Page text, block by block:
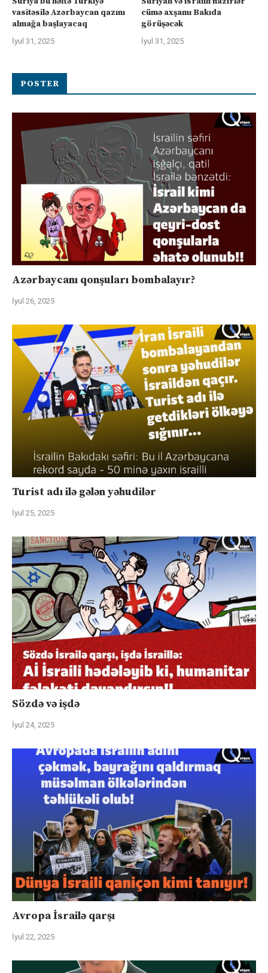
vasitəsilə Azərbaycan qazını
almağa başlayacaq
İyul 31, 2025
cümə axşamı Bakıda
görüşəcək
İyul 31, 2025
POSTER
Azərbaycanı qonşuları bombalayır?
İyul 26, 2025
Turist adı ilə gələn yəhudilər
İyul 25, 2025
Sözdə və işdə
İyul 24, 2025
Avropa İsrailə qarşı
İyul 22, 2025